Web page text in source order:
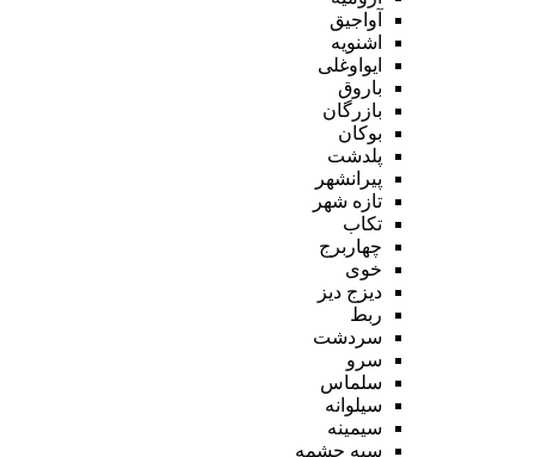
آواجیق
اشنویه
ایواوغلی
باروق
بازرگان
بوکان
پلدشت
پیرانشهر
تازه شهر
تکاب
چهاربرج
خوی
دیزج دیز
ربط
سردشت
سرو
سلماس
سیلوانه
سیمینه
سیه چشمه